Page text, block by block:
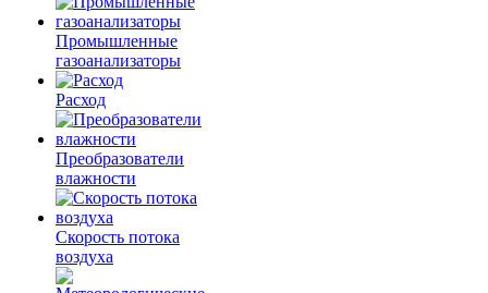
Промышленные
газоанализаторы
Расход
Преобразователи
влажности
Скорость потока
воздуха